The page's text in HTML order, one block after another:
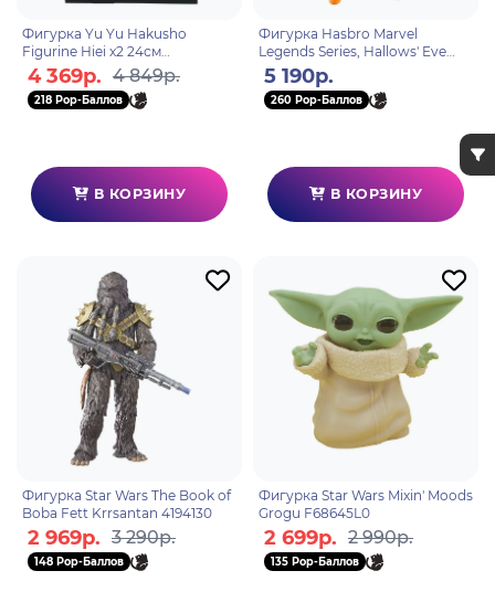
Фигурка Yu Yu Hakusho
Figurine Hiei x2 24см
ABYFIG033
4 369р. 4 849р.
218 Pop-Баллов
В КОРЗИНУ
Фигурка Hasbro Marvel
Legends Series, Hallows' Eve
5010996197078
5 190р.
260 Pop-Баллов
В КОРЗИНУ
Фигурка Star Wars The Book of
Boba Fett Krrsantan 4194130
2 969р. 3 290р.
148 Pop-Баллов
Фигурка Star Wars Mixin' Moods
Grogu F68645L0
2 699р. 2 990р.
135 Pop-Баллов